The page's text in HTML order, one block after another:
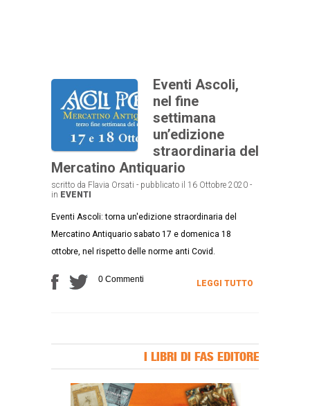
Eventi Ascoli,
nel fine
settimana
un’edizione
straordinaria del
Mercatino Antiquario
scritto da Flavia Orsati - pubblicato il 16 Ottobre 2020 -
in EVENTI
Eventi Ascoli: torna un'edizione straordinaria del
Mercatino Antiquario sabato 17 e domenica 18
ottobre, nel rispetto delle norme anti Covid.
0 Commenti LEGGI TUTTO
I LIBRI DI FAS EDITORE